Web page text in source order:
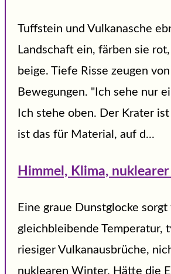
Tuffstein und Vulkanasche
Landschaft ein, färben sie
beige. Tiefe Risse zeugen
Bewegungen. "Ich sehe nur
Ich stehe oben. Der Krater
ist das für Material, auf d...
Himmel, Klima,
Eine graue Dunstglocke sorgt
gleichbleibende Temperatur,
riesiger Vulkanausbrüche,
nuklearen Winter. Hätte die